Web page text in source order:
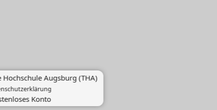
Hochschule Augsburg (THA)
Konto